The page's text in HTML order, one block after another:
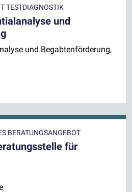
TESTDIAGNOSTIK
und
und Begabtenförderung,
BERATUNGSANGEBOT
für